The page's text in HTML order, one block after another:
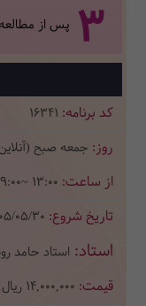
3 پس از
16341
جمعه صبح
13:00
05/30
استاد حامد
14,000,000 ریال